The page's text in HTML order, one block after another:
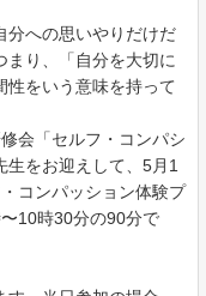
分への思いやりだけだ
まり、「自分を大切に
性をいう意味を持って
会「セルフ・コンパシ
生をお迎えして、5月1
コンパッション体験プ
10時30分の90分で